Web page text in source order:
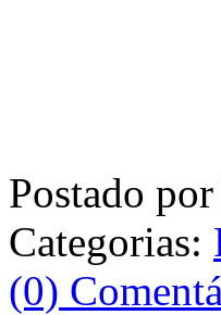
Postado por
Categorias:
(0)